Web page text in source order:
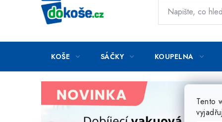
Tento
KOŠE SÁČKY KOUPELNA